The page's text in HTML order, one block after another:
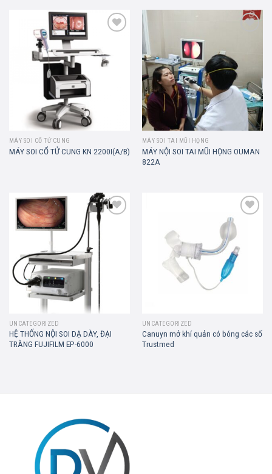
MÁY SOI CỔ TỬ CUNG
MÁY SOI CỔ TỬ CUNG KN 2200I(A/B)
MÁY SOI TAI MŨI HỌNG
MÁY NỘI SOI TAI MŨI HỌNG OUMAN
822A
UNCATEGORIZED
HỆ THỐNG NỘI SOI DẠ DÀY, ĐẠI
TRÀNG FUJIFILM EP-6000
UNCATEGORIZED
Canuyn mở khí quản có bóng các số
Trustmed